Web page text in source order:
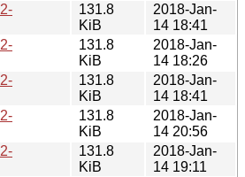
131.8
KiB
2018-Jan-
14 18:41
131.8
KiB
2018-Jan-
14 18:26
131.8
KiB
2018-Jan-
14 18:41
131.8
KiB
2018-Jan-
14 20:56
131.8
KiB
2018-Jan-
14 19:11